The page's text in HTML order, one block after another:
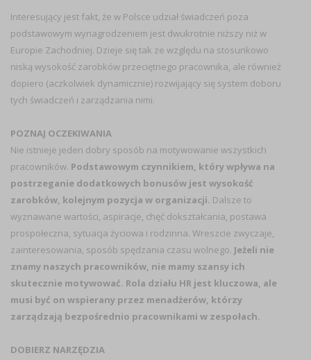
Interesujący jest fakt, że w Polsce udział świadczeń poza
podstawowym wynagrodzeniem jest dwukrotnie niższy niż w
Europie Zachodniej. Dzieje się tak ze względu na stosunkowo
niską wysokość zarobków przeciętnego pracownika, ale również
dopiero (aczkolwiek dynamicznie) rozwijający się system doboru
tych świadczeń i zarządzania nimi.
POZNAJ OCZEKIWANIA
Nie istnieje jeden dobry sposób na motywowanie wszystkich
pracowników. Podstawowym czynnikiem, który wpływa na
postrzeganie dodatkowych bonusów jest wysokość
zarobków, kolejnym pozycja w organizacji. Dalsze to
wyznawane wartości, aspiracje, chęć dokształcania, postawa
prospołeczna, sytuacja życiowa i rodzinna. Wreszcie zwyczaje,
zainteresowania, sposób spędzania czasu wolnego. Jeżeli nie
znamy naszych pracowników, nie mamy szansy ich
skutecznie motywować. Rola działu HR jest kluczowa, ale
musi być on wspierany przez menadżerów, którzy
zarządzają bezpośrednio pracownikami w zespołach.
DOBIERZ NARZĘDZIA